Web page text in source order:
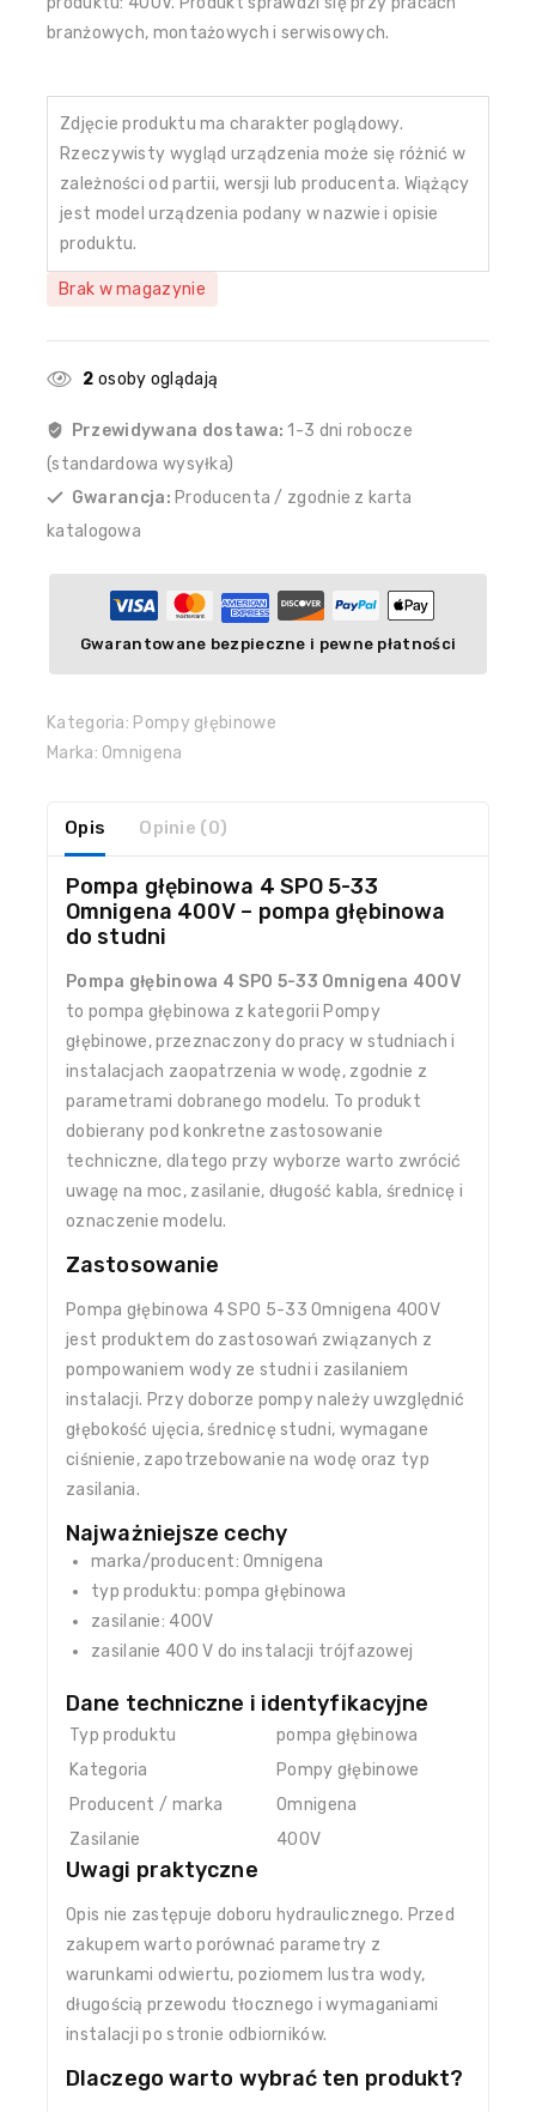
branżowych, montażowych i serwisowych.
Zdjęcie produktu ma charakter poglądowy.
Rzeczywisty wygląd urządzenia może się różnić w
zależności od partii, wersji lub producenta. Wiążący
jest model urządzenia podany w nazwie i opisie
produktu.
Brak w magazynie
2 osoby oglądają
Przewidywana dostawa: 1-3 dni robocze
(standardowa wysyłka)
Gwarancja: Producenta / zgodnie z karta
katalogowa
Gwarantowane bezpieczne i pewne płatności
Kategoria: Pompy głębinowe
Marka: Omnigena
Opis Opinie (0)
Pompa głębinowa 4 SPO 5-33
Omnigena 400V – pompa głębinowa
do studni
Pompa głębinowa 4 SPO 5-33 Omnigena 400V
to pompa głębinowa z kategorii Pompy
głębinowe, przeznaczony do pracy w studniach i
instalacjach zaopatrzenia w wodę, zgodnie z
parametrami dobranego modelu. To produkt
dobierany pod konkretne zastosowanie
techniczne, dlatego przy wyborze warto zwrócić
uwagę na moc, zasilanie, długość kabla, średnicę i
oznaczenie modelu.
Zastosowanie
Pompa głębinowa 4 SPO 5-33 Omnigena 400V
jest produktem do zastosowań związanych z
pompowaniem wody ze studni i zasilaniem
instalacji. Przy doborze pompy należy uwzględnić
głębokość ujęcia, średnicę studni, wymagane
ciśnienie, zapotrzebowanie na wodę oraz typ
zasilania.
Najważniejsze cechy
marka/producent: Omnigena
typ produktu: pompa głębinowa
zasilanie: 400V
zasilanie 400 V do instalacji trójfazowej
Dane techniczne i identyfikacyjne
Typ produktu
pompa głębinowa
Kategoria
Pompy głębinowe
Producent / marka
Omnigena
Zasilanie
400V
Uwagi praktyczne
Opis nie zastępuje doboru hydraulicznego. Przed
zakupem warto porównać parametry z
warunkami odwiertu, poziomem lustra wody,
długością przewodu tłocznego i wymaganiami
instalacji po stronie odbiorników.
Dlaczego warto wybrać ten produkt?